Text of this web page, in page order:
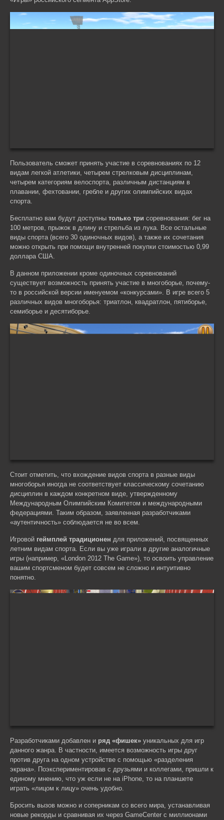
Пользователь сможет принять участие в соревнованиях по 12
видам легкой атлетики, четырем стрелковым дисциплинам,
четырем категориям велоспорта, различным дистанциям в
плавании, фехтовании, гребле и других олимпийских видах
спорта.
Бесплатно вам будут доступны только три соревнования: бег на
100 метров, прыжок в длину и стрельба из лука. Все остальные
виды спорта (всего 30 одиночных видов), а также их сочетания
можно открыть при помощи внутренней покупки стоимостью 0,99
доллара США.
В данном приложении кроме одиночных соревнований
существует возможность принять участие в многоборье, почему-
то в российской версии именуемом «конкурсами». В игре всего 5
различных видов многоборья: триатлон, квадратлон, пятиборье,
семиборье и десятиборье.
Стоит отметить, что вхождение видов спорта в разные виды
многоборья иногда не соответствует классическому сочетанию
дисциплин в каждом конкретном виде, утвержденному
Международным Олимпийским Комитетом и международными
федерациями. Таким образом, заявленная разработчиками
«аутентичность» соблюдается не во всем.
Игровой геймплей традиционен для приложений, посвященных
летним видам спорта. Если вы уже играли в другие аналогичные
игры (например, «London 2012 The Game»), то освоить управление
вашим спортсменом будет совсем не сложно и интуитивно
понятно.
Разработчиками добавлен и ряд «фишек» уникальных для игр
данного жанра. В частности, имеется возможность игры друг
против друга на одном устройстве с помощью «разделения
экрана». Поэкспериментировав с друзьями и коллегами, пришли к
единому мнению, что уж если не на iPhone, то на планшете
играть «лицом к лицу» очень удобно.
Бросить вызов можно и соперникам со всего мира, устанавливая
новые рекорды и сравнивая их через GameCenter с миллионами